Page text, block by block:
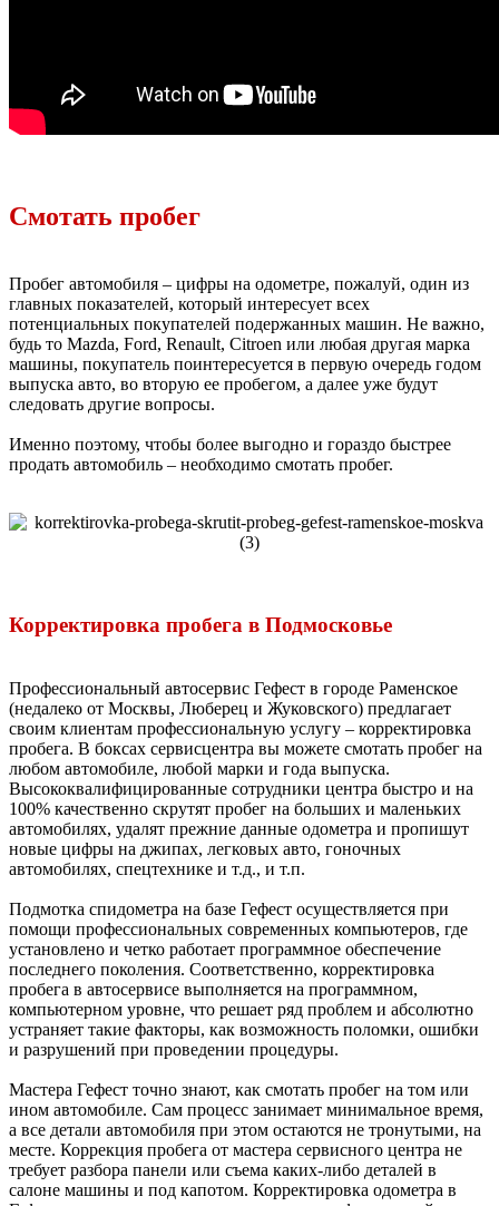
Смотать пробег
Пробег автомобиля – цифры на одометре, пожалуй, один из
главных показателей, который интересует всех
потенциальных покупателей подержанных машин. Не важно,
будь то Mazda, Ford, Renault, Citroen или любая другая марка
машины, покупатель поинтересуется в первую очередь годом
выпуска авто, во вторую ее пробегом, а далее уже будут
следовать другие вопросы.
Именно поэтому, чтобы более выгодно и гораздо быстрее
продать автомобиль – необходимо смотать пробег.
Корректировка пробега в Подмосковье
Профессиональный автосервис Гефест в городе Раменское
(недалеко от Москвы, Люберец и Жуковского) предлагает
своим клиентам профессиональную услугу – корректировка
пробега. В боксах сервисцентра вы можете смотать пробег на
любом автомобиле, любой марки и года выпуска.
Высококвалифицированные сотрудники центра быстро и на
100% качественно скрутят пробег на больших и маленьких
автомобилях, удалят прежние данные одометра и пропишут
новые цифры на джипах, легковых авто, гоночных
автомобилях, спецтехнике и т.д., и т.п.
Подмотка спидометра на базе Гефест осуществляется при
помощи профессиональных современных компьютеров, где
установлено и четко работает программное обеспечение
последнего поколения. Соответственно, корректировка
пробега в автосервисе выполняется на программном,
компьютерном уровне, что решает ряд проблем и абсолютно
устраняет такие факторы, как возможность поломки, ошибки
и разрушений при проведении процедуры.
Мастера Гефест точно знают, как смотать пробег на том или
ином автомобиле. Сам процесс занимает минимальное время,
а все детали автомобиля при этом остаются не тронутыми, на
месте. Коррекция пробега от мастера сервисного центра не
требует разбора панели или съема каких-либо деталей в
салоне машины и под капотом. Корректировка одометра в